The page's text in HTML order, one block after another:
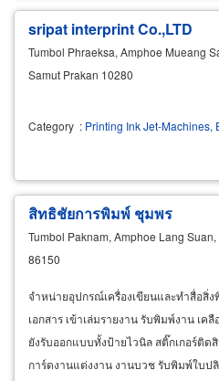
sripat interprint Co.,LTD
Tumbol Phraeksa, Amphoe Mueang
Samut Prakan 10280
Category : Printing Ink Jet-Machines,
สิทธิชัยการพิมพ์ ชุมพร
Tumbol Paknam, Amphoe Lang
86150
จำหน่ายอุปกรณ์เครื่องเขียนและทำสื่อสิ่
เอกสาร เข้าเล่มรายงาน รับพิมพ์งาน เค
ยังรับออกแบบทั้งป้ายไวนิล สติ๊กเกอร์ติ
การ์ดงานแต่งงาน งานบวช รับพิมพ์ใบป